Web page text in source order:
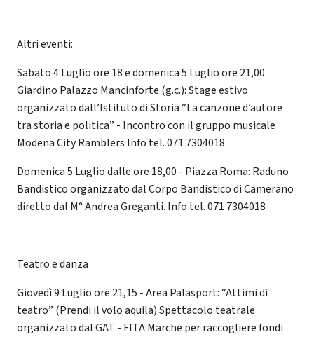
Altri eventi:
Sabato 4 Luglio ore 18 e domenica 5 Luglio ore 21,00
Giardino Palazzo Mancinforte (g.c.): Stage estivo
organizzato dall’Istituto di Storia “La canzone d’autore
tra storia e politica” - Incontro con il gruppo musicale
Modena City Ramblers Info tel. 071 7304018
Domenica 5 Luglio dalle ore 18,00 - Piazza Roma: Raduno
Bandistico organizzato dal Corpo Bandistico di Camerano
diretto dal M° Andrea Greganti. Info tel. 071 7304018
Teatro e danza
Giovedì 9 Luglio ore 21,15 - Area Palasport: “Attimi di
teatro” (Prendi il volo aquila) Spettacolo teatrale
organizzato dal GAT - FITA Marche per raccogliere fondi